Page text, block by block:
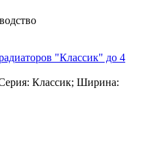
"Классик" до 4
Классик; Ширина: